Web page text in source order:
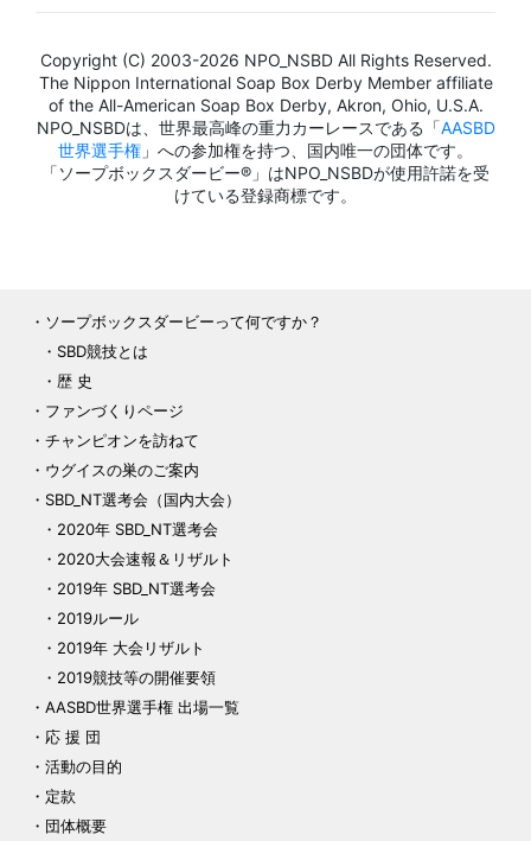
Copyright (C) 2003-2026 NPO_NSBD All Rights Reserved.
The Nippon International Soap Box Derby Member affiliate
of the All-American Soap Box Derby, Akron, Ohio, U.S.A.
NPO_NSBDは、世界最高峰の重力カーレースである「AASBD
世界選手権 」への参加権を持つ、国内唯一の団体です。
「ソープボックスダービー®」はNPO_NSBDが使用許諾を受
けている登録商標です。
ソープボックスダービーって何ですか？
SBD競技とは
歴 史
ファンづくりページ
チャンピオンを訪ねて
ウグイスの巣のご案内
SBD_NT選考会（国内大会）
2020年 SBD_NT選考会
2020大会速報＆リザルト
2019年 SBD_NT選考会
2019ルール
2019年 大会リザルト
2019競技等の開催要領
AASBD世界選手権 出場一覧
応 援 団
活動の目的
定款
団体概要